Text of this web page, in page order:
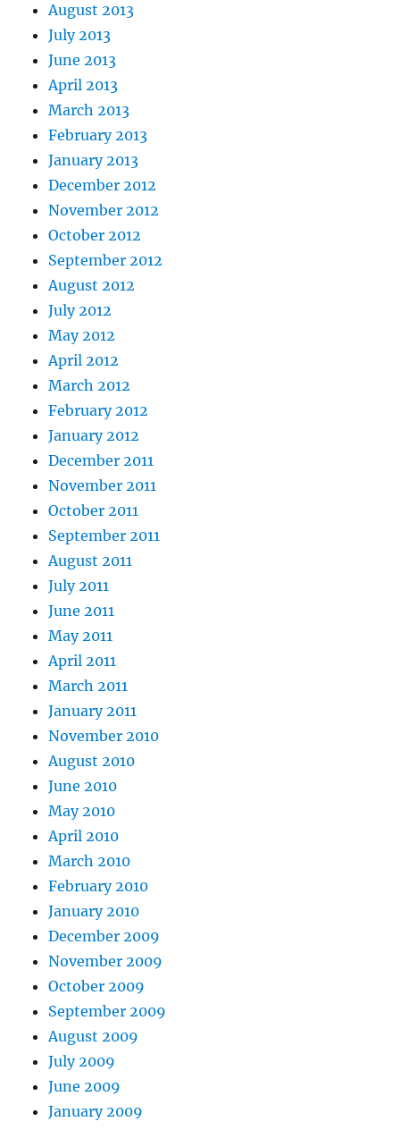
August 2013
July 2013
June 2013
April 2013
March 2013
February 2013
January 2013
December 2012
November 2012
October 2012
September 2012
August 2012
July 2012
May 2012
April 2012
March 2012
February 2012
January 2012
December 2011
November 2011
October 2011
September 2011
August 2011
July 2011
June 2011
May 2011
April 2011
March 2011
January 2011
November 2010
August 2010
June 2010
May 2010
April 2010
March 2010
February 2010
January 2010
December 2009
November 2009
October 2009
September 2009
August 2009
July 2009
June 2009
January 2009